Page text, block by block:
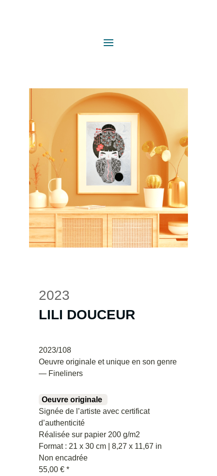
2023
LILI DOUCEUR
2023/108
Oeuvre originale et unique en son genre
— Fineliners
Oeuvre originale
Signée de l’artiste avec certificat
d’authenticité
Réalisée sur papier 200 g/m2
Format : 21 x 30 cm | 8,27 x 11,67 in
Non encadrée
55,00 € *